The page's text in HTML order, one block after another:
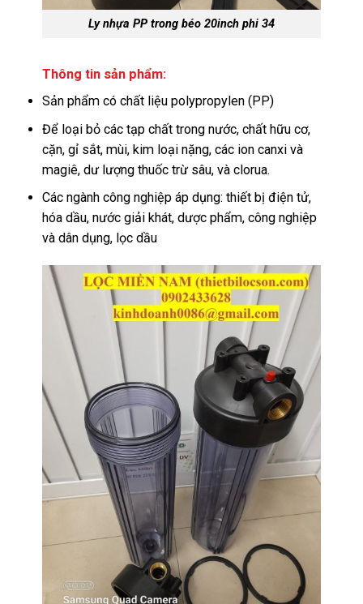
Ly nhựa PP trong béo 20inch phi 34
Thông tin sản phẩm:
Sản phẩm có chất liệu polypropylen (PP)
Để loại bỏ các tạp chất trong nước, chất hữu cơ,
cặn, gỉ sắt, mùi, kim loại nặng, các ion canxi và
magiê, dư lượng thuốc trừ sâu, và clorua.
Các ngành công nghiệp áp dụng: thiết bị điện tử,
hóa dầu, nước giải khát, dược phẩm, công nghiệp
và dân dụng, lọc dầu